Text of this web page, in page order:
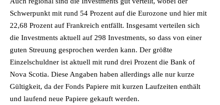
Schwerpunkt mit rund 54 Prozent auf die Eurozone und hier mit
22,68 Prozent auf Frankreich entfällt. Insgesamt verteilen sich
die Investments aktuell auf 298 Investments, so dass von einer
guten Streuung gesprochen werden kann. Der größte
Einzelschuldner ist aktuell mit rund drei Prozent die Bank of
Nova Scotia. Diese Angaben haben allerdings alle nur kurze
Gültigkeit, da der Fonds Papiere mit kurzen Laufzeiten enthält
und laufend neue Papiere gekauft werden.